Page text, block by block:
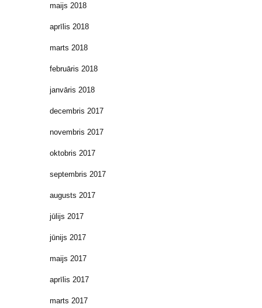
maijs 2018
aprīlis 2018
marts 2018
februāris 2018
janvāris 2018
decembris 2017
novembris 2017
oktobris 2017
septembris 2017
augusts 2017
jūlijs 2017
jūnijs 2017
maijs 2017
aprīlis 2017
marts 2017